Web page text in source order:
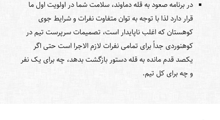
در برنامه صعود به قله دماوند، سلامت شما در اولویت اول ما
قرار دارد لذا با توجه به توان متفاوت نفرات و شرایط جوی
کوهستان که اغلب ناپایدار است، تصمیمات سرپرست تیم در
کوهنوردی جداً برای تمامی نفرات لازم الاجرا است حتی اگر
یکصد قدم مانده به قله دستور بازگشت بدهد، چه برای یک نفر
و چه برای کل تیم.